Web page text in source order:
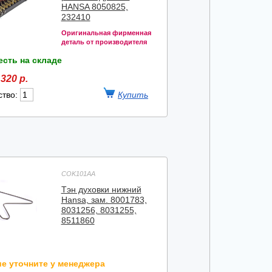
HANSA 8050825,
232410
Оригинальная фирменная
деталь от производителя
на складе
р.
COK101AA
Тэн духовки нижний
Hansa, зам. 8001783,
8031256, 8031255,
8511860
уточните у менеджера